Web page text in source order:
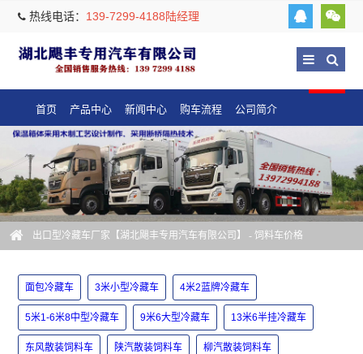
热线电话： 139-7299-4188陆经理
首页 产品中心 新闻中心 购车流程 公司简介
出口型冷藏车厂家【湖北飓丰专用汽车有限公司】 - 饲料车价格
面包冷藏车 3米小型冷藏车 4米2蓝牌冷藏车
5米1-6米8中型冷藏车 9米6大型冷藏车 13米6半挂冷藏车
东风散装饲料车 陕汽散装饲料车 柳汽散装饲料车